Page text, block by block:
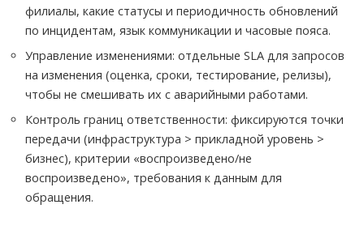
филиалы, какие статусы и периодичность обновлений
по инцидентам, язык коммуникации и часовые пояса.
Управление изменениями: отдельные SLA для запросов
на изменения (оценка, сроки, тестирование, релизы),
чтобы не смешивать их с аварийными работами.
Контроль границ ответственности: фиксируются точки
передачи (инфраструктура > прикладной уровень >
бизнес), критерии «воспроизведено/не
воспроизведено», требования к данным для
обращения.